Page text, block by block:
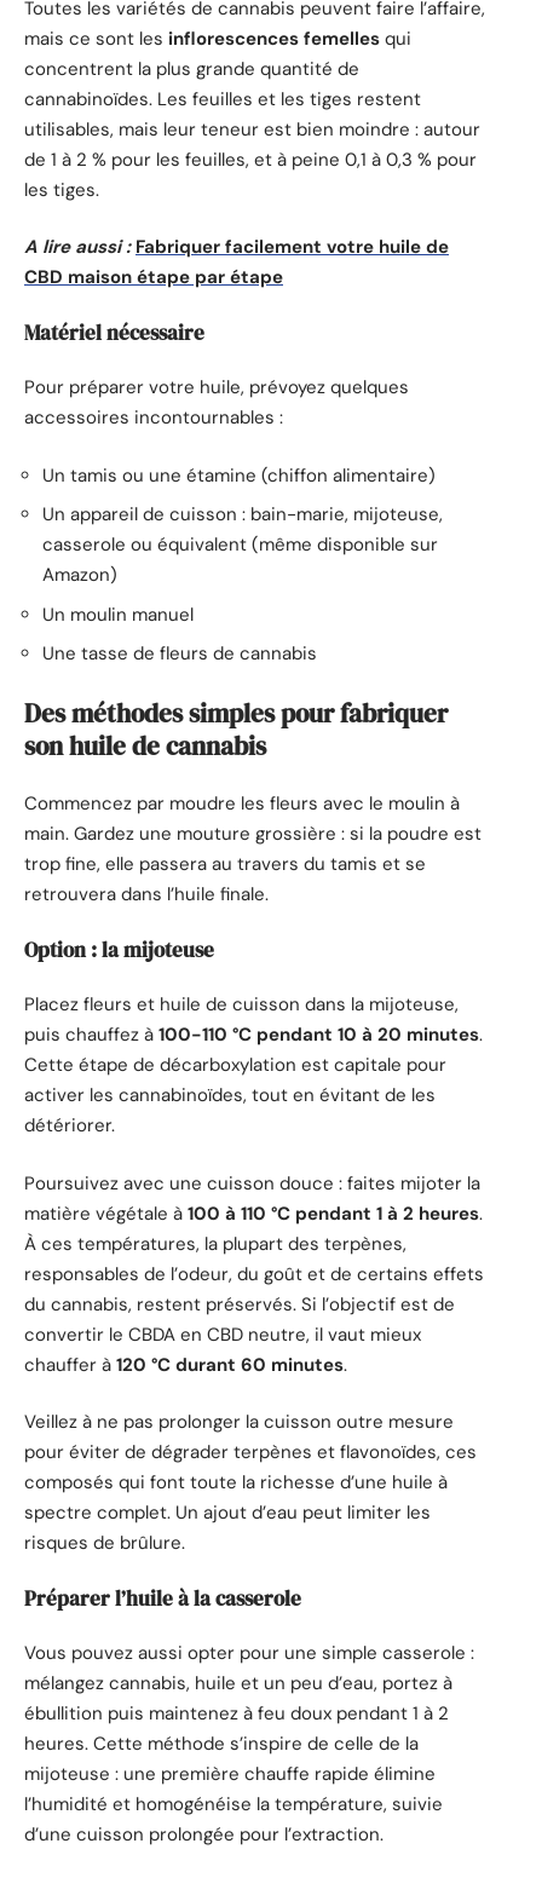
Toutes les variétés de cannabis peuvent faire l’affaire,
mais ce sont les inflorescences femelles qui
concentrent la plus grande quantité de
cannabinoïdes. Les feuilles et les tiges restent
utilisables, mais leur teneur est bien moindre : autour
de 1 à 2 % pour les feuilles, et à peine 0,1 à 0,3 % pour
les tiges.
A lire aussi : Fabriquer facilement votre huile de
CBD maison étape par étape
Matériel nécessaire
Pour préparer votre huile, prévoyez quelques
accessoires incontournables :
Un tamis ou une étamine (chiffon alimentaire)
Un appareil de cuisson : bain-marie, mijoteuse,
casserole ou équivalent (même disponible sur
Amazon)
Un moulin manuel
Une tasse de fleurs de cannabis
Des méthodes simples pour fabriquer
son huile de cannabis
Commencez par moudre les fleurs avec le moulin à
main. Gardez une mouture grossière : si la poudre est
trop fine, elle passera au travers du tamis et se
retrouvera dans l’huile finale.
Option : la mijoteuse
Placez fleurs et huile de cuisson dans la mijoteuse,
puis chauffez à 100-110 °C pendant 10 à 20 minutes.
Cette étape de décarboxylation est capitale pour
activer les cannabinoïdes, tout en évitant de les
détériorer.
Poursuivez avec une cuisson douce : faites mijoter la
matière végétale à 100 à 110 °C pendant 1 à 2 heures.
À ces températures, la plupart des terpènes,
responsables de l’odeur, du goût et de certains effets
du cannabis, restent préservés. Si l’objectif est de
convertir le CBDA en CBD neutre, il vaut mieux
chauffer à 120 °C durant 60 minutes.
Veillez à ne pas prolonger la cuisson outre mesure
pour éviter de dégrader terpènes et flavonoïdes, ces
composés qui font toute la richesse d’une huile à
spectre complet. Un ajout d’eau peut limiter les
risques de brûlure.
Préparer l’huile à la casserole
Vous pouvez aussi opter pour une simple casserole :
mélangez cannabis, huile et un peu d’eau, portez à
ébullition puis maintenez à feu doux pendant 1 à 2
heures. Cette méthode s’inspire de celle de la
mijoteuse : une première chauffe rapide élimine
l’humidité et homogénéise la température, suivie
d’une cuisson prolongée pour l’extraction.